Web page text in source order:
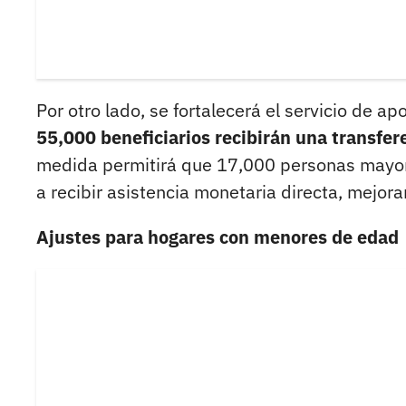
Por otro lado, se fortalecerá el servicio de
55,000 beneficiarios recibirán una
medida permitirá que 17,000 personas
a recibir asistencia monetaria directa,
Ajustes para hogares con menores de edad